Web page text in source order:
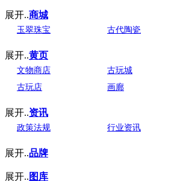
展开..商城
玉翠珠宝 古代陶瓷
展开..黄页
文物商店 古玩城
古玩店
画廊
展开..资讯
政策法规 行业资讯
展开..品牌
展开.. 图库